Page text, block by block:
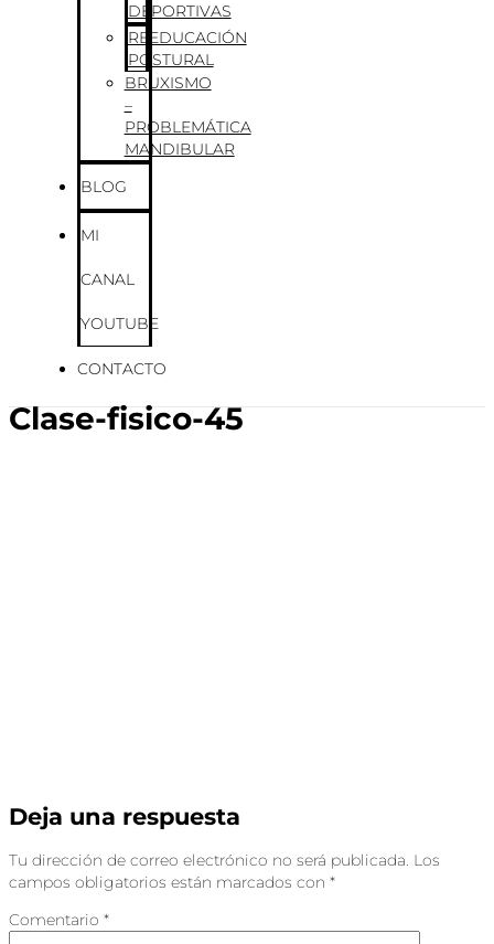
DEPORTIVAS
REEDUCACIÓN
POSTURAL
BRUXISMO
–
PROBLEMÁTICA
MANDIBULAR
BLOG
MI
CANAL
YOUTUBE
CONTACTO
Clase-fisico-45
Deja una respuesta
Tu dirección de correo electrónico no será publicada. Los
campos obligatorios están marcados con *
Comentario *